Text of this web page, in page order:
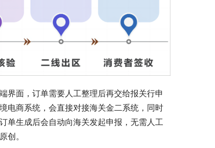
界面，订单需要人工整理后再交给报关行申
电商系统，会直接对接海关金二系统，同时
单生成后会自动向海关发起申报，无需人工
创。